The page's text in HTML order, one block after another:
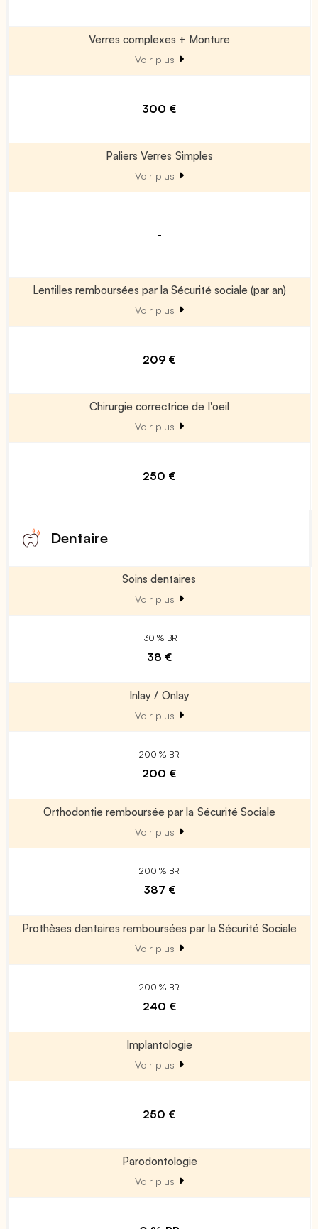
Verres complexes + Monture
Voir plus
300 €
Paliers Verres Simples
Voir plus
-
Lentilles remboursées par la Sécurité sociale (par an)
Voir plus
209 €
Chirurgie correctrice de l'oeil
Voir plus
250 €
Dentaire
Soins dentaires
Voir plus
130 % BR
38 €
Inlay / Onlay
Voir plus
200 % BR
200 €
Orthodontie remboursée par la Sécurité Sociale
Voir plus
200 % BR
387 €
Prothèses dentaires remboursées par la Sécurité Sociale
Voir plus
200 % BR
240 €
Implantologie
Voir plus
250 €
Parodontologie
Voir plus